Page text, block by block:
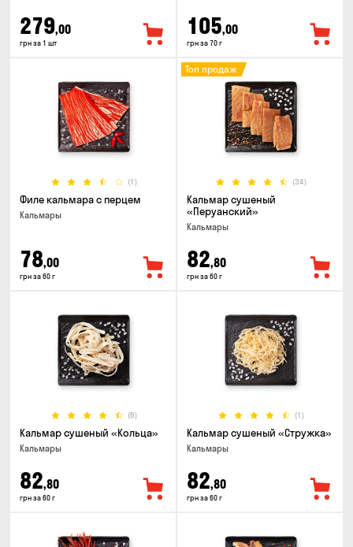
279,00
грн за 1 шт
105,00
грн за 70 г
(1)
Филе кальмара с перцем
Кальмары
78,00
грн за 60 г
(34)
Топ продаж
Кальмар сушеный
«Перуанский»
Кальмары
82,80
грн за 60 г
(6)
Кальмар сушеный «Кольца»
Кальмары
82,80
грн за 60 г
(1)
Кальмар сушеный «Стружка»
Кальмары
82,80
грн за 60 г